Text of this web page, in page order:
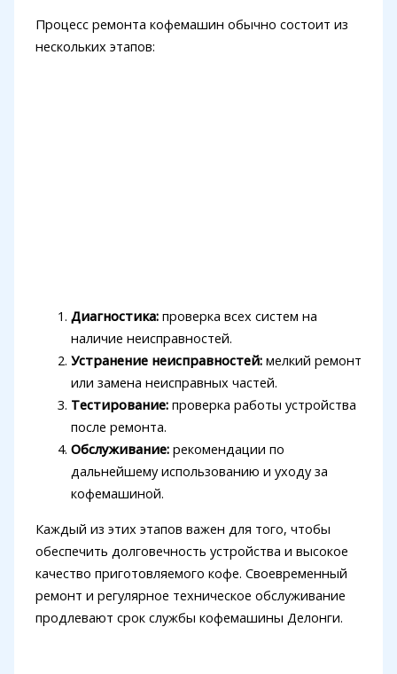
Процесс ремонта кофемашин обычно состоит из
нескольких этапов:
Диагностика:проверка всех систем на
наличие неисправностей.
Устранение неисправностей:мелкий ремонт
или замена неисправных частей.
Тестирование:проверка работы устройства
после ремонта.
Обслуживание:рекомендации по
дальнейшему использованию и уходу за
кофемашиной.
Каждый из этих этапов важен для того, чтобы
обеспечить долговечность устройства и высокое
качество приготовляемого кофе. Своевременный
ремонт и регулярное техническое обслуживание
продлевают срок службы кофемашины Делонги.